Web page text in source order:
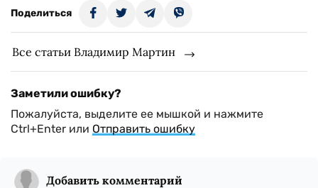
Поделиться
Все статьи Владимир Мартин
Заметили ошибку?
Пожалуйста, выделите ее мышкой и нажмите
Ctrl+Enter или Отправить ошибку
Добавить комментарий